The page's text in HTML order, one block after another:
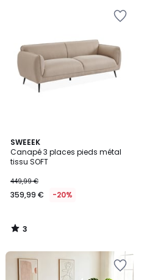
SWEEEK
Canapé 3 places pieds métal
tissu SOFT
449,99 €
359,99 € -20%
3
/
5
3
/